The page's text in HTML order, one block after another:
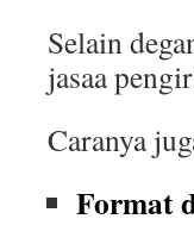
Selain
jasaa
Caranya
Format